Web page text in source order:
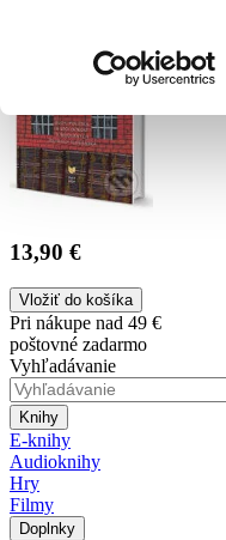
13,90 €
Vložiť do košíka
Pri nákupe nad 49 €
poštovné zadarmo
Vyhľadávanie
Knihy
E-knihy
Audioknihy
Hry
Filmy
Doplnky